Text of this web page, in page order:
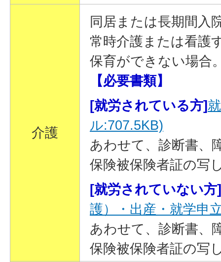
介護
同居または長期間入
常時介護または看護
保育ができない場合
【必要書類】
[就労されている方]
ル:707.5KB)
あわせて、診断書、
保険被保険者証の写
[就労されていない方]
護）・出産・就学申
あわせて、診断書、
保険被保険者証の写